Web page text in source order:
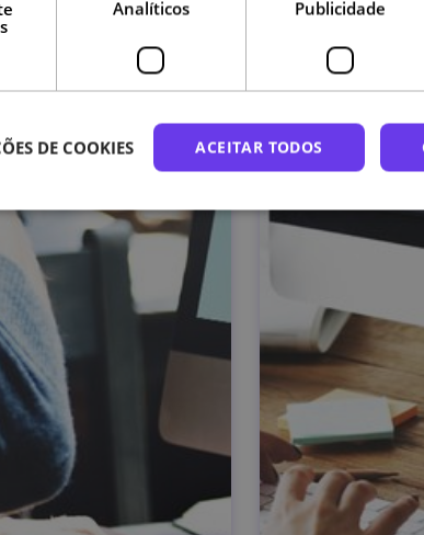
Analíticos Publicidade
ACEITAR TODOS
DE COOKIES